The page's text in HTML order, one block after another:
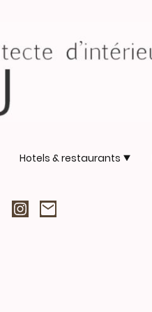
Hotels & restaurants